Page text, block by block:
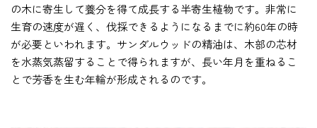
の木に寄生して養分を得て成長する半寄生植物です。非常に
生育の速度が遅く、伐採できるようになるまでに約60年の時
が必要といわれます。サンダルウッドの精油は、木部の芯材
を水蒸気蒸留することで得られますが、長い年月を重ねるこ
とで芳香を生む年輪が形成されるのです。